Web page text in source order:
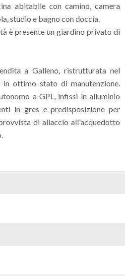
abitabile con camino, camera
studio e bagno con doccia.
è presente un giardino privato di
a Galleno, ristrutturata nel
ottimo stato di manutenzione.
a GPL, infissi in alluminio
in gres e predisposizione per
di allaccio all'acquedotto